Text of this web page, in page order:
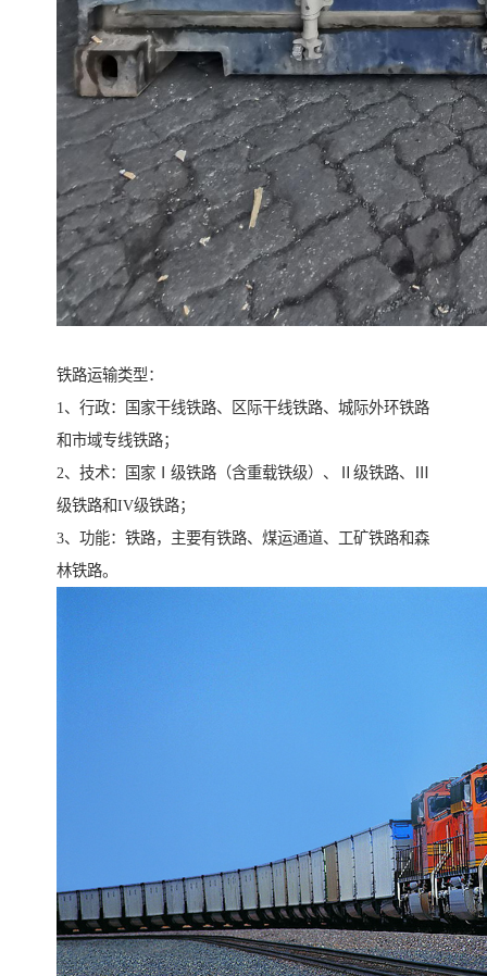
铁路运输类型：
1、行政：国家干线铁路、区际干线铁路、城际外环铁路
和市域专线铁路；
2、技术：国家Ⅰ级铁路（含重载铁级）、Ⅱ级铁路、Ⅲ
级铁路和IV级铁路；
3、功能：铁路，主要有铁路、煤运通道、工矿铁路和森
林铁路。